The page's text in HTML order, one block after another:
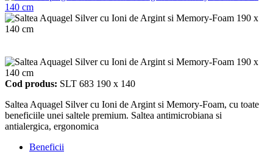
Cod produs: SLT 683 190 x 140
Saltea Aquagel Silver cu Ioni de Argint si Memory-Foam, cu toate
beneficiile unei saltele premium. Saltea antimicrobiana si
antialergica, ergonomica
Beneficii